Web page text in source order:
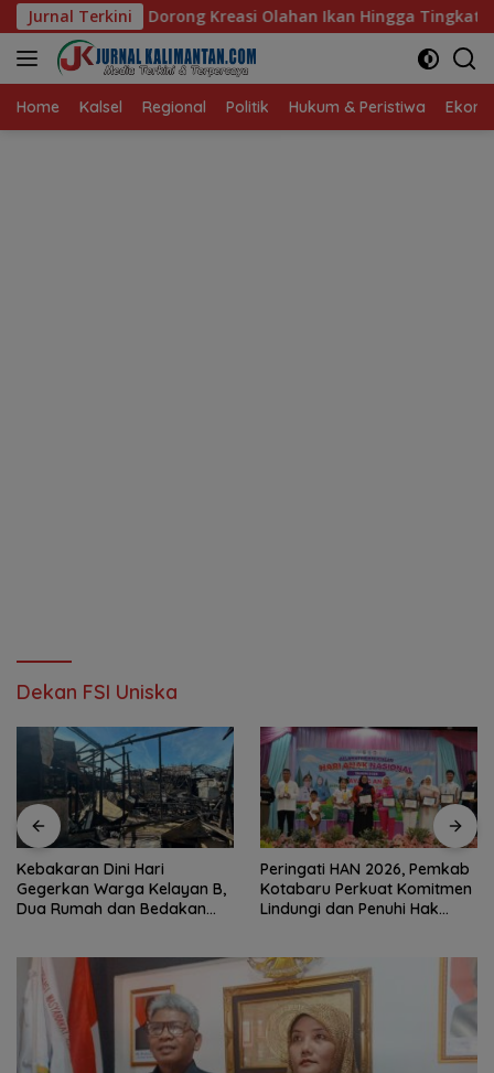
Langsung
ke
konten
Jurnal Terkini
Olahan Ikan Hingga Tingkat Nasional Pada Lomba
Home Kalsel Regional Politik Hukum & Peristiwa
Dekan FSI Uniska
Kebakaran Dini Hari
Gegerkan Warga Kelayan B,
Dua Rumah dan Bedakan
Peringati HAN 2026, Pemkab
Kotabaru Perkuat Komitmen
Lindungi dan Penuhi Hak